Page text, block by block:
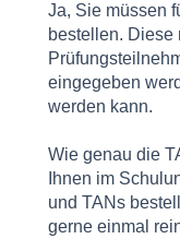
Ja, Sie müssen
bestellen. Diese
eingegeben
werden kann.
Wie genau die
Ihnen im
und TANs
gerne einmal